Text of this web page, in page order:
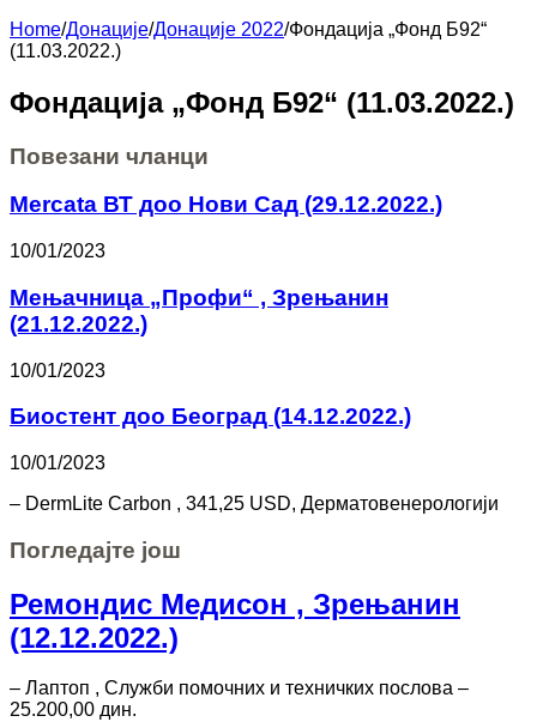
Home/Донације/Донације 2022/Фондација „Фонд Б92“
(11.03.2022.)
Фондација „Фонд Б92“ (11.03.2022.)
Повезани чланци
Mercata ВТ доо Нови Сад (29.12.2022.)
10/01/2023
Мењачница „Профи“ , Зрењанин
(21.12.2022.)
10/01/2023
Биостент доо Београд (14.12.2022.)
10/01/2023
– DermLite Carbon , 341,25 USD, Дерматовенерологији
Погледајте још
Ремондис Медисон , Зрењанин
(12.12.2022.)
– Лаптоп , Служби помочних и техничких послова –
25.200,00 дин.